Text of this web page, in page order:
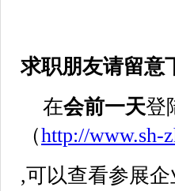
求职朋友请留意
在会前一天登
（http://www.sh-
,可以查看参展